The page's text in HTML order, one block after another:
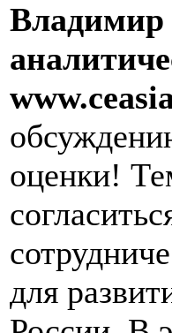
Владимир
www.
оценки!
для